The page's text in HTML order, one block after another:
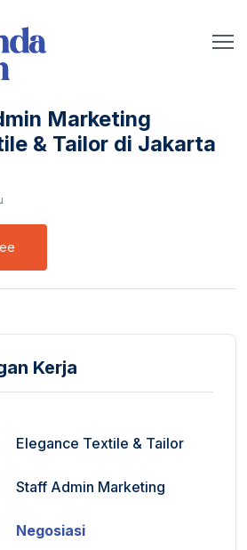
Marketing
& Tailor di Jakarta
Kerja
Elegance Textile & Tailor
Staff Admin Marketing
Negosiasi